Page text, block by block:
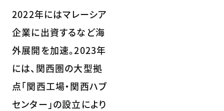
2022年にはマレーシア
企業に出資するなど海
外展開を加速。2023年
には、関西圏の大型拠
点「関西工場・関西ハブ
センター」の設立により